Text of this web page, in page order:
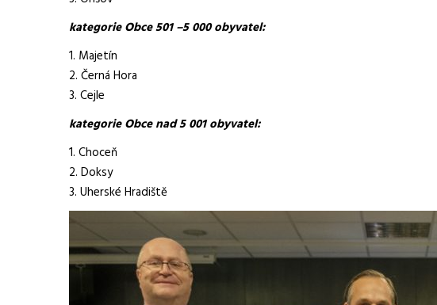
kategorie Obce 501 –5 000 obyvatel:
Majetín
Černá Hora
Cejle
kategorie Obce nad 5 001 obyvatel:
Choceň
Doksy
Uherské Hradiště